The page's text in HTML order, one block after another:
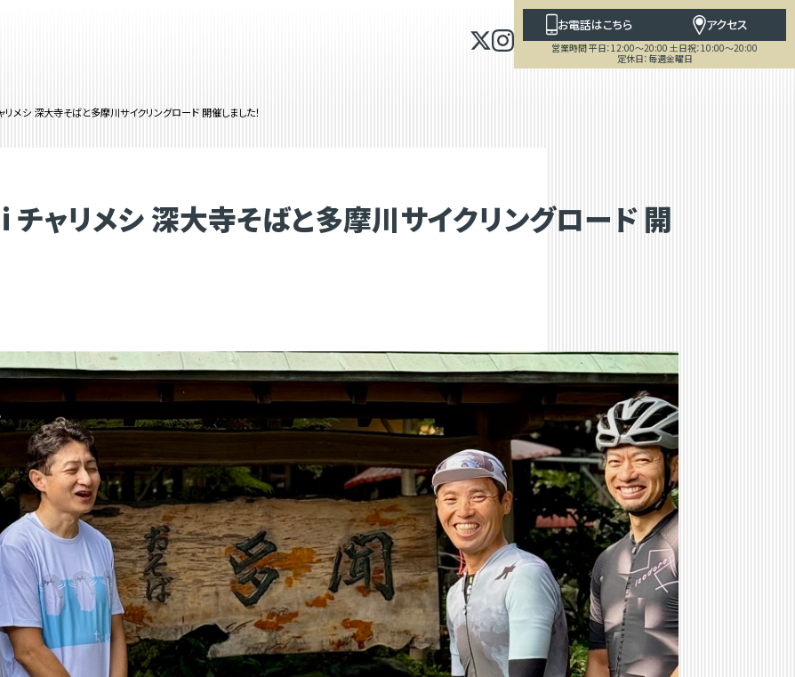
お電話はこちら アクセス
営業時間 平日：12:00～20:00 土日祝：10:00～20:00
定休日：毎週金曜日
メシ 深大寺そばと多摩川サイクリングロード 開催しました！
ャリメシ 深大寺そばと多摩川サイクリングロード 開